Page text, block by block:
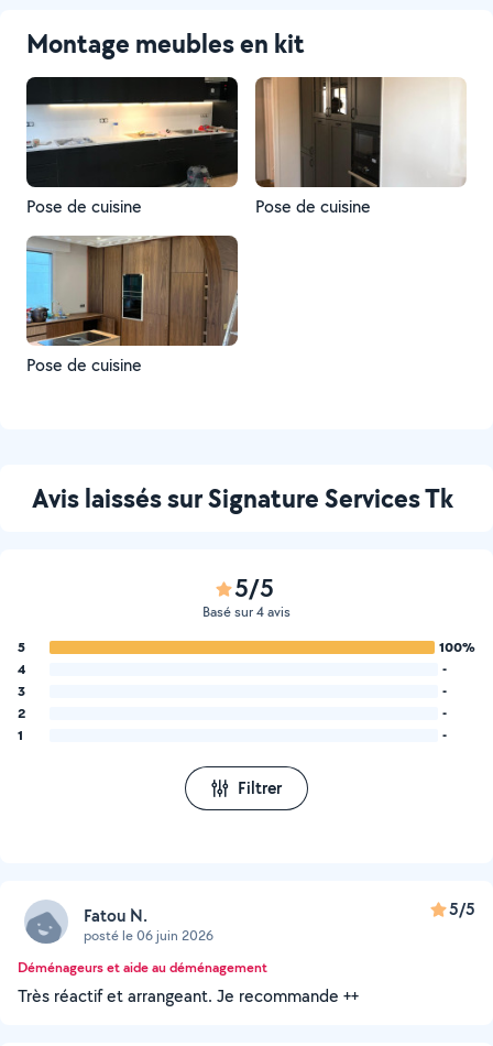
Montage meubles en kit
Pose de cuisine Pose de cuisine
Pose de cuisine
Avis laissés sur Signature Services Tk
5/5
Basé sur 4 avis
5
100%
4
-
3
-
2
-
1
-
Filtrer
Fatou N.
posté le 06 juin 2026
5/5
Déménageurs et aide au déménagement
Très réactif et arrangeant. Je recommande ++